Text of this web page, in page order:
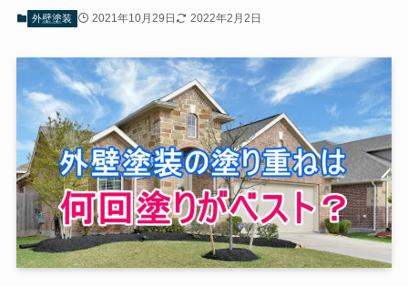
外壁塗装 2021年10月29日 2022年2月2日